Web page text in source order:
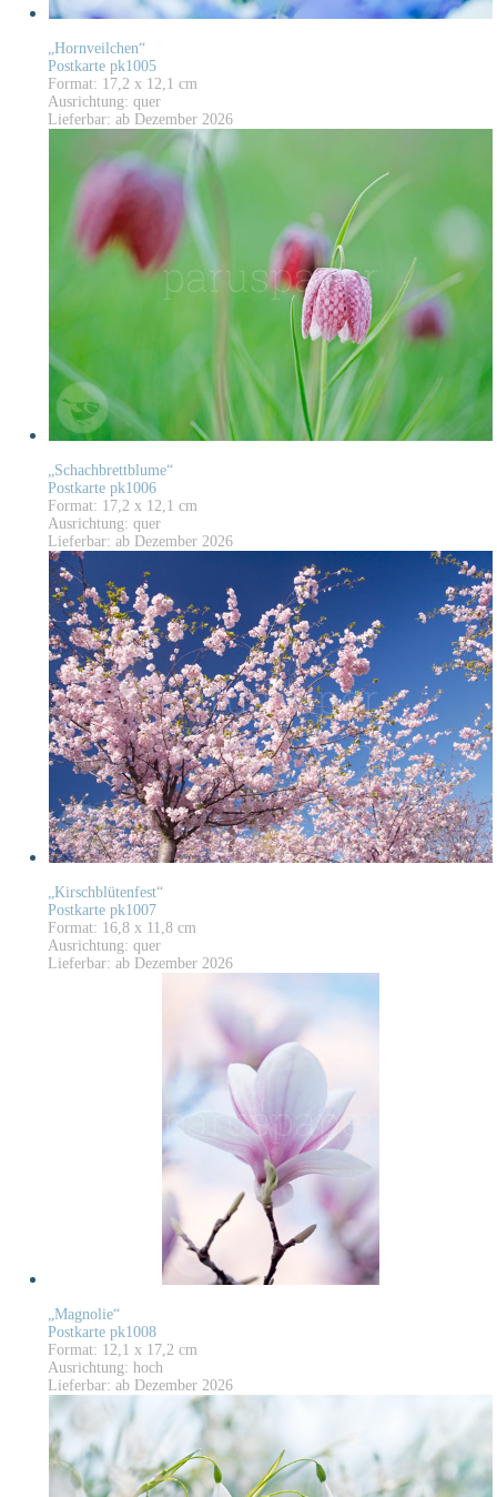
„Hornveilchen“
Postkarte pk1005
Format: 17,2 x 12,1 cm
Ausrichtung: quer
Lieferbar: ab Dezember 2026
„Schachbrettblume“
Postkarte pk1006
Format: 17,2 x 12,1 cm
Ausrichtung: quer
Lieferbar: ab Dezember 2026
„Kirschblütenfest“
Postkarte pk1007
Format: 16,8 x 11,8 cm
Ausrichtung: quer
Lieferbar: ab Dezember 2026
„Magnolie“
Postkarte pk1008
Format: 12,1 x 17,2 cm
Ausrichtung: hoch
Lieferbar: ab Dezember 2026